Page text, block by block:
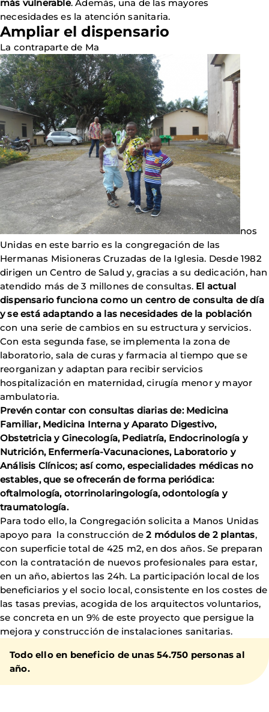
más vulnerable. Además, una de las mayores
necesidades es la atención sanitaria.
Ampliar el dispensario
La contraparte de Ma
nos
Unidas en este barrio es la congregación de las
Hermanas Misioneras Cruzadas de la Iglesia. Desde 1982
dirigen un Centro de Salud y, gracias a su dedicación, han
atendido más de 3 millones de consultas. El actual
dispensario funciona como un centro de consulta de día
y se está adaptando a las necesidades de la población
con una serie de cambios en su estructura y servicios.
Con esta segunda fase, se implementa la zona de
laboratorio, sala de curas y farmacia al tiempo que se
reorganizan y adaptan para recibir servicios
hospitalización en maternidad, cirugía menor y mayor
ambulatoria.
Prevén contar con consultas diarias de: Medicina
Familiar, Medicina Interna y Aparato Digestivo,
Obstetricia y Ginecología, Pediatría, Endocrinología y
Nutrición, Enfermería-Vacunaciones, Laboratorio y
Análisis Clínicos; así como, especialidades médicas no
estables, que se ofrecerán de forma periódica:
oftalmología, otorrinolaringología, odontología y
traumatología.
Para todo ello, la Congregación solicita a Manos Unidas
apoyo para la construcción de2 módulos de 2 plantas,
con superficie total de 425 m2, en dos años. Se preparan
con la contratación de nuevos profesionales para estar,
en un año, abiertos las 24h. La participación local de los
beneficiarios y el socio local, consistente en los costes de
las tasas previas, acogida de los arquitectos voluntarios,
se concreta en un 9% de este proyecto que persigue la
mejora y construcción de instalaciones sanitarias.
Todo ello en beneficio de unas 54.750 personas al
año.